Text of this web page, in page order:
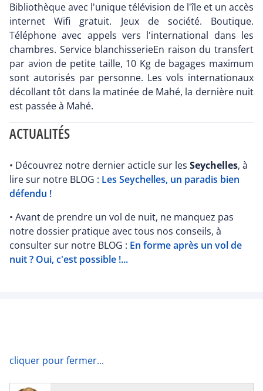
Bibliothèque avec l'unique télévision de l'île et un accès
internet Wifi gratuit. Jeux de société. Boutique.
Téléphone avec appels vers l'international dans les
chambres. Service blanchisserieEn raison du transfert
par avion de petite taille, 10 Kg de bagages maximum
sont autorisés par personne. Les vols internationaux
décollant tôt dans la matinée de Mahé, la dernière nuit
est passée à Mahé.
ACTUALITÉS
• Découvrez notre dernier acticle sur les Seychelles, à
lire sur notre BLOG : Les Seychelles, un paradis bien
défendu !
• Avant de prendre un vol de nuit, ne manquez pas
notre dossier pratique avec tous nos conseils, à
consulter sur notre BLOG : En forme après un vol de
nuit ? Oui, c'est possible !...
cliquer pour fermer...